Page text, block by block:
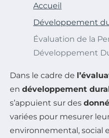
Accueil
Développement
Évaluation de la
Développement
Dans le cadre de
en développement
s’appuient sur des
variées pour mesurer
environnemental, social